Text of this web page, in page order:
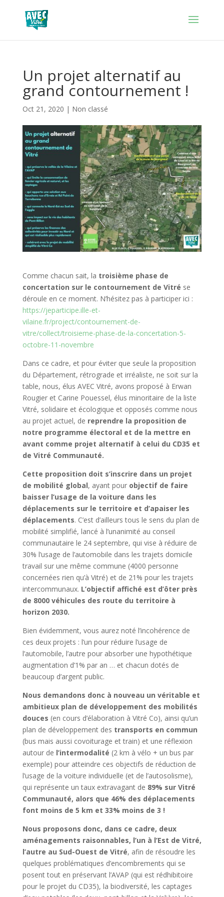
Un projet alternatif au
grand contournement !
Oct 21, 2020 | Non classé
Comme chacun sait, la troisième phase de
concertation sur le contournement de Vitré se
déroule en ce moment. N’hésitez pas à participer ici :
https://jeparticipe.ille-et-
vilaine.fr/project/contournement-de-
vitre/collect/troisieme-phase-de-la-concertation-5-
octobre-11-novembre
Dans ce cadre, et pour éviter que seule la proposition
du Département, rétrograde et irréaliste, ne soit sur la
table, nous, élus AVEC Vitré, avons proposé à Erwan
Rougier et Carine Pouessel, élus minoritaire de la liste
Vitré, solidaire et écologique et opposés comme nous
au projet actuel, de reprendre la proposition de
notre programme électoral et de la mettre en
avant comme projet alternatif à celui du CD35 et
de Vitré Communauté.
Cette proposition doit s’inscrire dans un projet
de mobilité global, ayant pour objectif de faire
baisser l’usage de la voiture dans les
déplacements sur le territoire et d’apaiser les
déplacements. C’est d’ailleurs tous le sens du plan de
mobilité simplifié, lancé à l’unanimité au conseil
communautaire le 24 septembre, qui vise à réduire de
30% l’usage de l’automobile dans les trajets domicile
travail sur une même commune (4000 personne
concernées rien qu’à Vitré) et de 21% pour les trajets
intercommunaux. L’objectif affiché est d’ôter près
de 8000 véhicules des route du territoire à
horizon 2030.
Bien évidemment, vous aurez noté l’incohérence de
ces deux projets : l’un pour réduire l’usage de
l’automobile, l’autre pour absorber une hypothétique
augmentation d’1% par an … et chacun dotés de
beaucoup d’argent public.
Nous demandons donc à nouveau un véritable et
ambitieux plan de développement des mobilités
douces (en cours d’élaboration à Vitré Co), ainsi qu’un
plan de développement des transports en commun
(bus mais aussi covoiturage et train) et une réflexion
autour de l’intermodalité (2 km à vélo + un bus par
exemple) pour atteindre ces objectifs de réduction de
l’usage de la voiture individuelle (et de l’autosolisme),
qui représente un taux extravagant de 89% sur Vitré
Communauté, alors que 46% des déplacements
font moins de 5 km et 33% moins de 3 !
Nous proposons donc, dans ce cadre, deux
aménagements raisonnables, l’un à l’Est de Vitré,
l’autre au Sud-Ouest de Vitré, afin de résoudre les
quelques problématiques d’encombrements qui se
posent tout en préservant l’AVAP (qui est rédhibitoire
pour le projet du CD35), la biodiversité, les captages